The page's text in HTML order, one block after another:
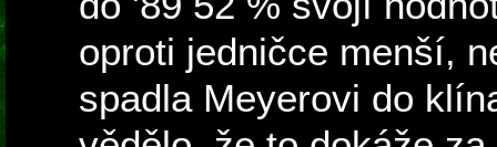
oproti jedničce menší,
spadla Meyerovi do